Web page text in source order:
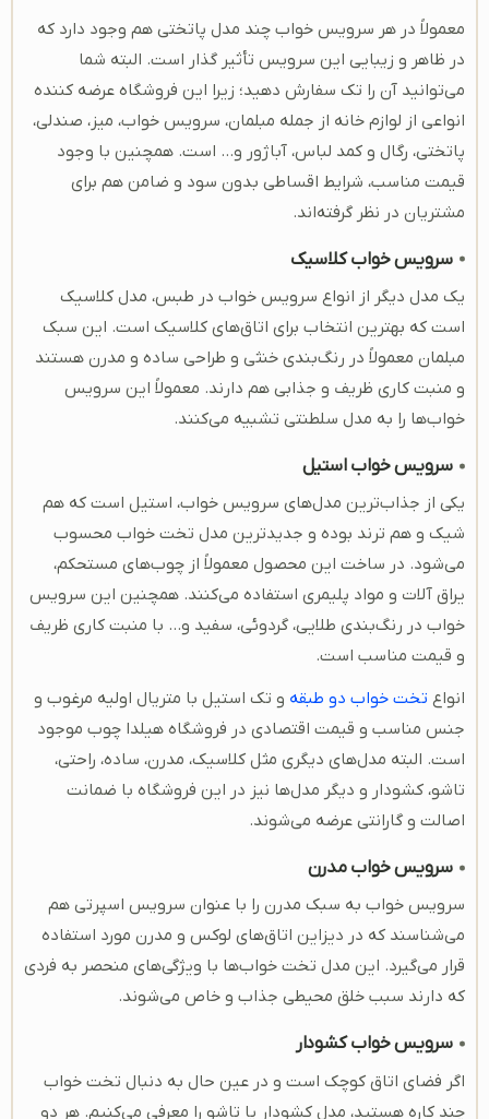
معمولاً در هر سرویس خواب چند مدل پاتختی هم وجود دارد که
در ظاهر و زیبایی این سرویس تأثیر گذار است. البته شما
می‌توانید آن را تک سفارش دهید؛ زیرا این فروشگاه عرضه کننده
انواعی از لوازم خانه از جمله مبلمان، سرویس خواب، میز، صندلی،
پاتختی، رگال و کمد لباس، آباژور و… است. همچنین با وجود
قیمت مناسب، شرایط اقساطی بدون سود و ضامن هم برای
مشتریان در نظر گرفته‌اند.
سرویس خواب کلاسیک
یک مدل دیگر از انواع سرویس خواب در طبس، مدل کلاسیک
است که بهترین انتخاب برای اتاق‌های کلاسیک است. این سبک
مبلمان معمولاً در رنگ‌بندی خنثی و طراحی ساده و مدرن هستند
و منبت کاری ظریف و جذابی هم دارند. معمولاً این سرویس
خواب‌ها را به مدل سلطنتی تشبیه می‌کنند.
سرویس خواب استیل
یکی از جذاب‌ترین مدل‌های سرویس خواب، استیل است که هم
شیک و هم ترند بوده و جدیدترین مدل تخت خواب محسوب
می‌شود. در ساخت این محصول معمولاً از چوب‌های مستحکم،
یراق آلات و مواد پلیمری استفاده می‌کنند. همچنین این سرویس
خواب در رنگ‌بندی طلایی، گردوئی، سفید و… با منبت کاری ظریف
و قیمت مناسب است.
انواع تخت خواب دو طبقه و تک استیل با متریال اولیه مرغوب و
جنس مناسب و قیمت اقتصادی در فروشگاه هیلدا چوب موجود
است‌. البته مدل‌های دیگری مثل کلاسیک، مدرن، ساده، راحتی،
تاشو، کشودار و دیگر مدل‌ها نیز در این فروشگاه با ضمانت
اصالت و گارانتی عرضه می‌شوند.
سرویس خواب مدرن
سرویس خواب به سبک مدرن را با عنوان سرویس اسپرتی هم
می‌شناسند که در دیزاین اتاق‌های لوکس و مدرن مورد استفاده
قرار می‌گیرد. این مدل تخت خواب‌ها با ویژگی‌های منحصر به فردی
که دارند سبب خلق محیطی جذاب و خاص می‌شوند.
سرویس خواب کشودار
اگر فضای اتاق کوچک است و در عین حال به دنبال تخت خواب
چند کاره هستید، مدل کشودار یا تاشو را معرفی می‌کنیم. هر دو